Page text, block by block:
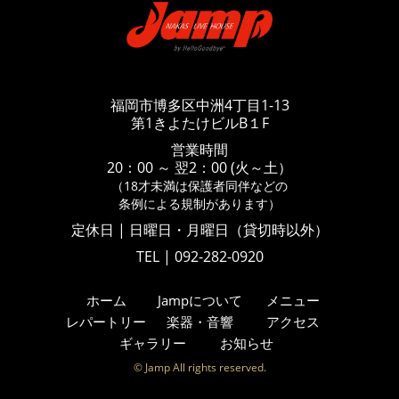
福岡市博多区中洲4丁目1-13
第1きよたけビルB１F
営業時間
20：00 ～ 翌2：00 (火～土）
（18才未満は保護者同伴などの
条例による規制があります）
定休日 | 日曜日・月曜日（貸切時以外）
TEL | 092-282-0920
ホーム Jampについて
メニュー
レパートリー
楽器・音響
アクセス
ギャラリー
お知らせ
© Jamp All rights reserved.